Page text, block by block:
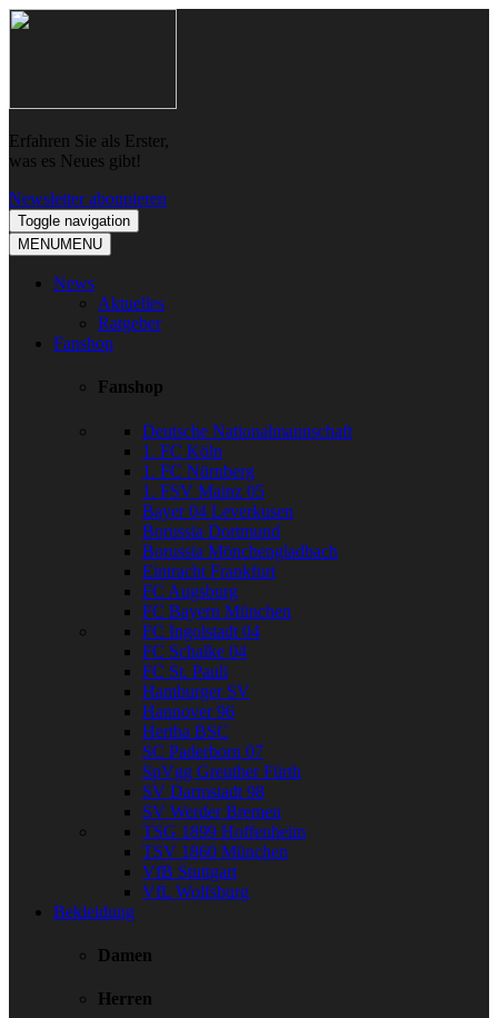
Skip
Skip
Erfahren Sie als Erster,
was es Neues gibt!
Newsletter abonnieren
Toggle navigation
MENUMENU
News
Aktuelles
Ratgeber
Fanshop
Fanshop
Deutsche Nationalmannschaft
1. FC Köln
1. FC Nürnberg
1. FSV Mainz 05
Bayer 04 Leverkusen
Borussia Dortmund
Borussia Mönchengladbach
Eintracht Frankfurt
FC Augsburg
FC Bayern München
FC Ingolstadt 04
FC Schalke 04
FC St. Pauli
Hamburger SV
Hannover 96
Hertha BSC
SC Paderborn 07
SpVgg Greuther Fürth
SV Darmstadt 98
SV Werder Bremen
TSG 1899 Hoffenheim
TSV 1860 München
VfB Stuttgart
VfL Wolfsburg
Bekleidung
Damen
Herren